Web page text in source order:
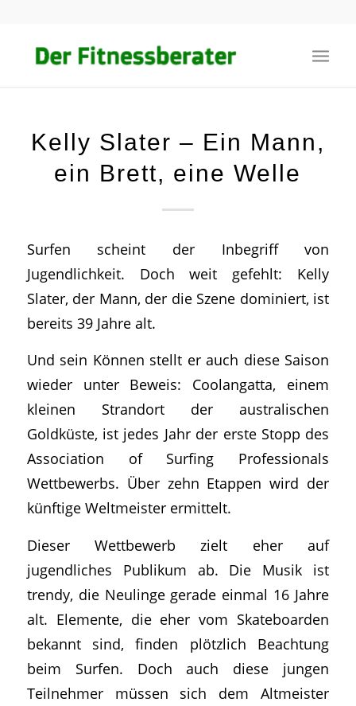
Kelly Slater – Ein Mann,
ein Brett, eine Welle
Surfen scheint der Inbegriff von
Jugendlichkeit. Doch weit gefehlt: Kelly
Slater, der Mann, der die Szene dominiert, ist
bereits 39 Jahre alt.
Und sein Können stellt er auch diese Saison
wieder unter Beweis: Coolangatta, einem
kleinen Strandort der australischen
Goldküste, ist jedes Jahr der erste Stopp des
Association of Surfing Professionals
Wettbewerbs. Über zehn Etappen wird der
künftige Weltmeister ermittelt.
Dieser Wettbewerb zielt eher auf
jugendliches Publikum ab. Die Musik ist
trendy, die Neulinge gerade einmal 16 Jahre
alt. Elemente, die eher vom Skateboarden
bekannt sind, finden plötzlich Beachtung
beim Surfen. Doch auch diese jungen
Teilnehmer müssen sich dem Altmeister